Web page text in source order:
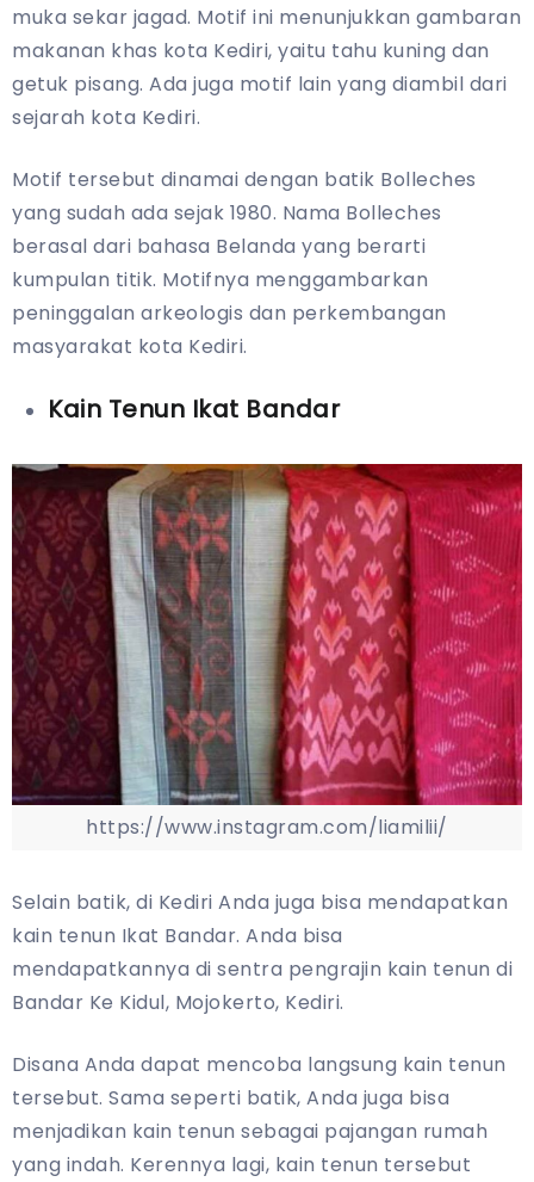
muka sekar jagad. Motif ini menunjukkan gambaran
makanan khas kota Kediri, yaitu tahu kuning dan
getuk pisang. Ada juga motif lain yang diambil dari
sejarah kota Kediri.
Motif tersebut dinamai dengan batik Bolleches
yang sudah ada sejak 1980. Nama Bolleches
berasal dari bahasa Belanda yang berarti
kumpulan titik. Motifnya menggambarkan
peninggalan arkeologis dan perkembangan
masyarakat kota Kediri.
Kain Tenun Ikat Bandar
https://www.instagram.com/liamilii/
Selain batik, di Kediri Anda juga bisa mendapatkan
kain tenun Ikat Bandar. Anda bisa
mendapatkannya di sentra pengrajin kain tenun di
Bandar Ke Kidul, Mojokerto, Kediri.
Disana Anda dapat mencoba langsung kain tenun
tersebut. Sama seperti batik, Anda juga bisa
menjadikan kain tenun sebagai pajangan rumah
yang indah. Kerennya lagi, kain tenun tersebut